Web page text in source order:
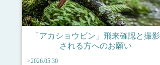
「アカショウビン」飛来確認と撮影
される方へのお願い
>2026.05.30